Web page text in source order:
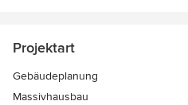
Projektart
Gebäudeplanung
Massivhausbau